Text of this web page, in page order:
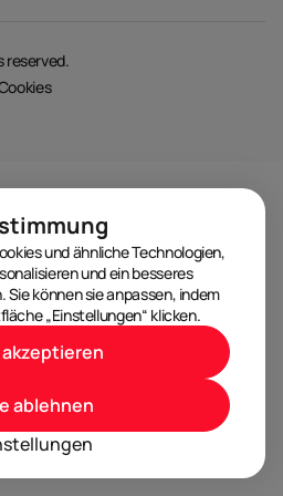
reserved.
und ähnliche Technologien,
und ein besseres
Sie können sie anpassen, indem
„Einstellungen“ klicken.
ablehnen